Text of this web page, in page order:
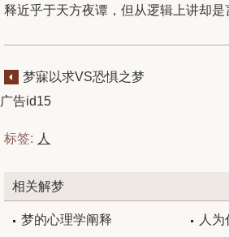
释近乎于天方夜谭，但从逻辑上讲却是
梦寐以求VS恐惧之梦
广告id15
标签: 人
相关解梦
梦的心理学阐释 人